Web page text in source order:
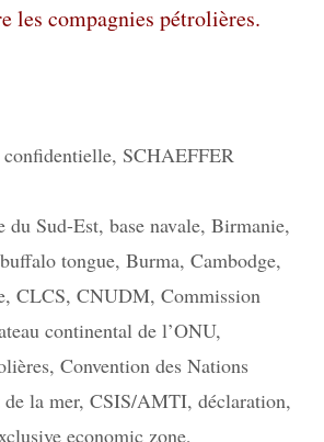
les compagnies pétrolières.
, SCHAEFFER
du Sud-Est, base navale, Birmanie,
buffalo tongue, Burma, Cambodge,
, CLCS, CNUDM, Commission
continental de l’ONU,
, Convention des Nations
la mer, CSIS/AMTI, déclaration,
economic zone,